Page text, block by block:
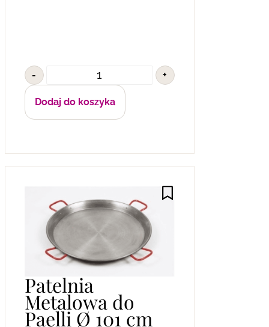
- +
Dodaj do koszyka
Patelnia
Metalowa do
Paelli Ø 101 cm